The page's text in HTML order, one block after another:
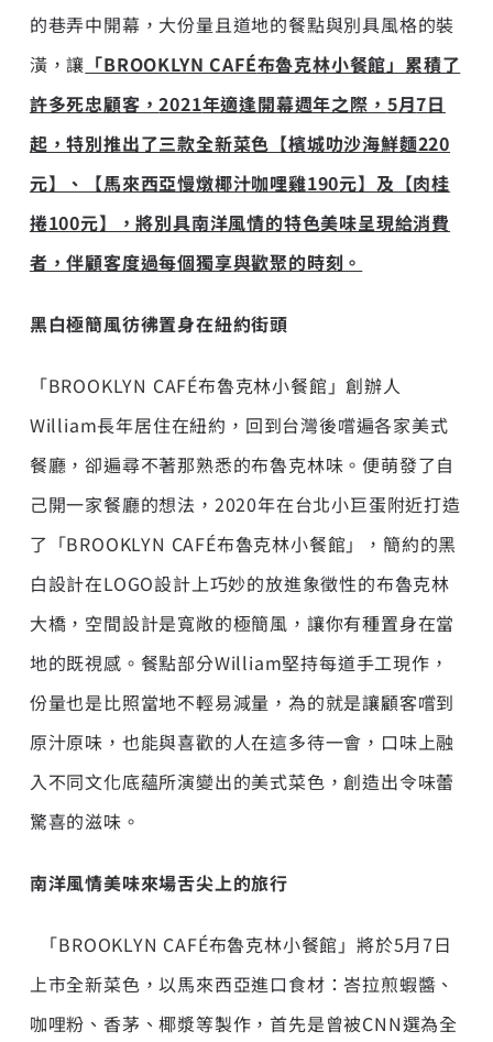
的巷弄中開幕，大份量且道地的餐點與別具風格的裝
潢，讓 「BROOKLYN CAFÉ布魯克林小餐館」累積了
許多死忠顧客，2021年適逢開幕週年之際， 5月7日
起，特別推出了三款全新菜色【檳城叻沙海鮮麵220
元】、【馬來西亞慢燉椰汁咖哩雞190元】及【肉桂
捲100元】，將別具南洋風情的特色美味呈現給消費
者，伴顧客度過每個獨享與歡聚的時刻。
黑白極簡風彷彿置身在紐約街頭
「BROOKLYN CAFÉ布魯克林小餐館」創辦人
William長年居住在紐約，回到台灣後嚐遍各家美式
餐廳，卻遍尋不著那熟悉的布魯克林味。便萌發了自
己開一家餐廳的想法，2020年在台北小巨蛋附近打造
了「BROOKLYN CAFÉ布魯克林小餐館」，簡約的黑
白設計在LOGO設計上巧妙的放進象徵性的布魯克林
大橋，空間設計是寬敞的極簡風，讓你有種置身在當
地的既視感。餐點部分William堅持每道手工現作，
份量也是比照當地不輕易減量，為的就是讓顧客嚐到
原汁原味，也能與喜歡的人在這多待一會，口味上融
入不同文化底蘊所演變出的美式菜色，創造出令味蕾
驚喜的滋味。
南洋風情美味來場舌尖上的旅行
「BROOKLYN CAFÉ布魯克林小餐館」將於5月7日
上市全新菜色，以馬來西亞進口食材：峇拉煎蝦醬、
咖哩粉、香茅、椰漿等製作，首先是曾被CNN選為全